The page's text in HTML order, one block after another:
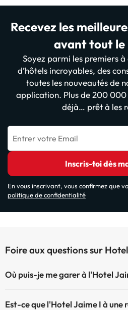
Recevez les
avant tout le
Soyez parmi les premiers
d’hôtels incroyables, des
toutes les nouveautés de
application. Plus de 200
déjà… prêt à les
Entrer votre Email
Inscris-toi dès
En vous inscrivant, vous confirmez que
politique de confidentialité
Foire aux questions sur
Où puis-je me garer à l'Hotel
vous garer (sous disponibilité?
Est-ce que l'Hotel Jaime I à une